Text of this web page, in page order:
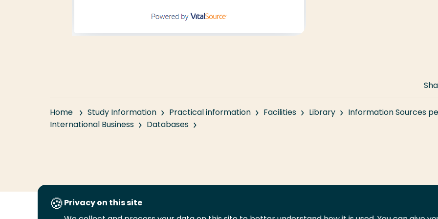
Home Study Information Practical information Facilities Library
Information Sources
International Business
Databases
Privacy on this site